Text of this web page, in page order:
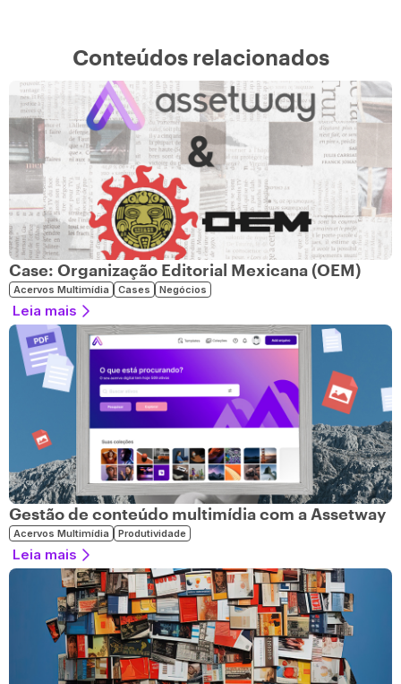
Conteúdos relacionados
Case: Organização Editorial Mexicana (OEM)
Acervos Multimídia Cases Negócios
Leia mais
Gestão de conteúdo multimídia com a Assetway
Acervos Multimídia Produtividade
Leia mais